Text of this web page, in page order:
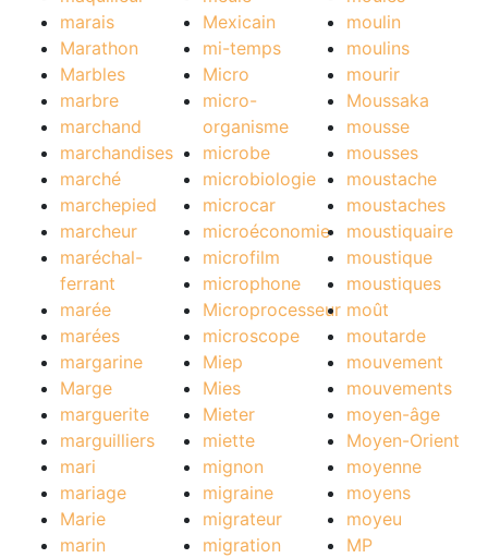
marais
Marathon
Marbles
marbre
marchand
marchandises
marché
marchepied
marcheur
maréchal-
ferrant
marée
marées
margarine
Marge
marguerite
marguilliers
mari
mariage
Marie
marin
Mexicain
mi-temps
Micro
micro-
organisme
microbe
microbiologie
microcar
microéconomie
microfilm
microphone
Microprocesseur
microscope
Miep
Mies
Mieter
miette
mignon
migraine
migrateur
migration
moulin
moulins
mourir
Moussaka
mousse
mousses
moustache
moustaches
moustiquaire
moustique
moustiques
moût
moutarde
mouvement
mouvements
moyen-âge
Moyen-Orient
moyenne
moyens
moyeu
MP